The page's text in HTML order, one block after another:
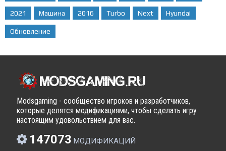
2021 Машина 2016 Turbo Next Hyundai
Обновление
Modsgaming - сообщество игроков и разработчиков,
которые делятся модификациями, чтобы сделать игру
настоящим удовольствием для вас.
147073 МОДИФИКАЦИЙ